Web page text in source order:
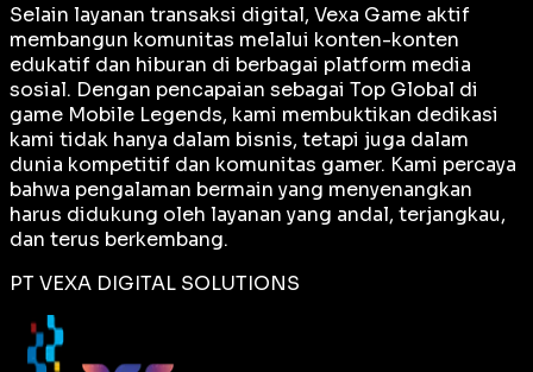
Selain layanan transaksi digital, Vexa Game aktif
membangun komunitas melalui konten-konten
edukatif dan hiburan di berbagai platform media
sosial. Dengan pencapaian sebagai Top Global di
game Mobile Legends, kami membuktikan dedikasi
kami tidak hanya dalam bisnis, tetapi juga dalam
dunia kompetitif dan komunitas gamer. Kami percaya
bahwa pengalaman bermain yang menyenangkan
harus didukung oleh layanan yang andal, terjangkau,
dan terus berkembang.
PT VEXA DIGITAL SOLUTIONS